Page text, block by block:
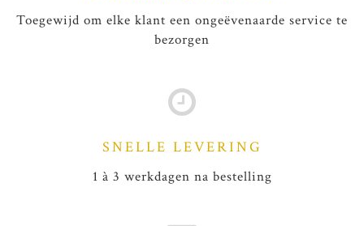
Toegewijd om elke klant een ongeëvenaarde service te
bezorgen
SNELLE LEVERING
1 à 3 werkdagen na bestelling